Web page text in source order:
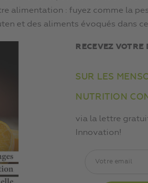
alimentation : fuyez comme la
et des aliments évoqués dans
RECEVEZ VOTRE
SUR LES
NUTRITION
via la lettre
Innovation!